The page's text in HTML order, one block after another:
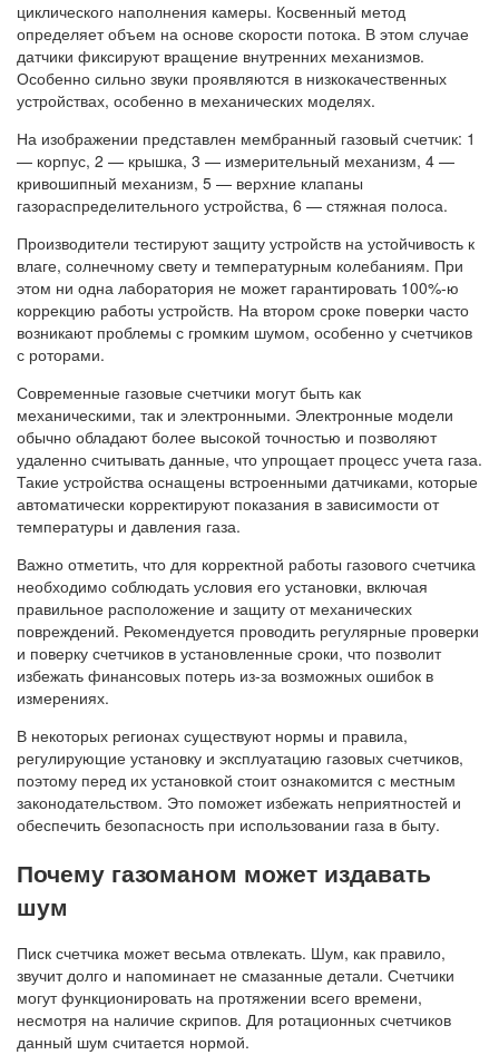
циклического наполнения камеры. Косвенный метод
определяет объем на основе скорости потока. В этом случае
датчики фиксируют вращение внутренних механизмов.
Особенно сильно звуки проявляются в низкокачественных
устройствах, особенно в механических моделях.
На изображении представлен мембранный газовый счетчик: 1
— корпус, 2 — крышка, 3 — измерительный механизм, 4 —
кривошипный механизм, 5 — верхние клапаны
газораспределительного устройства, 6 — стяжная полоса.
Производители тестируют защиту устройств на устойчивость к
влаге, солнечному свету и температурным колебаниям. При
этом ни одна лаборатория не может гарантировать 100%-ю
коррекцию работы устройств. На втором сроке поверки часто
возникают проблемы с громким шумом, особенно у счетчиков
с роторами.
Современные газовые счетчики могут быть как
механическими, так и электронными. Электронные модели
обычно обладают более высокой точностью и позволяют
удаленно считывать данные, что упрощает процесс учета газа.
Такие устройства оснащены встроенными датчиками, которые
автоматически корректируют показания в зависимости от
температуры и давления газа.
Важно отметить, что для корректной работы газового счетчика
необходимо соблюдать условия его установки, включая
правильное расположение и защиту от механических
повреждений. Рекомендуется проводить регулярные проверки
и поверку счетчиков в установленные сроки, что позволит
избежать финансовых потерь из-за возможных ошибок в
измерениях.
В некоторых регионах существуют нормы и правила,
регулирующие установку и эксплуатацию газовых счетчиков,
поэтому перед их установкой стоит ознакомится с местным
законодательством. Это поможет избежать неприятностей и
обеспечить безопасность при использовании газа в быту.
Почему газоманом может издавать
шум
Писк счетчика может весьма отвлекать. Шум, как правило,
звучит долго и напоминает не смазанные детали. Счетчики
могут функционировать на протяжении всего времени,
несмотря на наличие скрипов. Для ротационных счетчиков
данный шум считается нормой.